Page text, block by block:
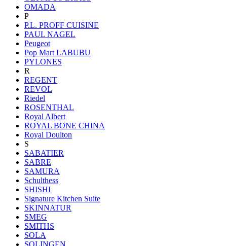
OMADA
P
P.L. PROFF CUISINE
PAUL NAGEL
Peugeot
Pop Mart LABUBU
PYLONES
R
REGENT
REVOL
Riedel
ROSENTHAL
Royal Albert
ROYAL BONE CHINA
Royal Doulton
S
SABATIER
SABRE
SAMURA
Schulthess
SHISHI
Signature Kitchen Suite
SKINNATUR
SMEG
SMITHS
SOLA
SOLINGEN